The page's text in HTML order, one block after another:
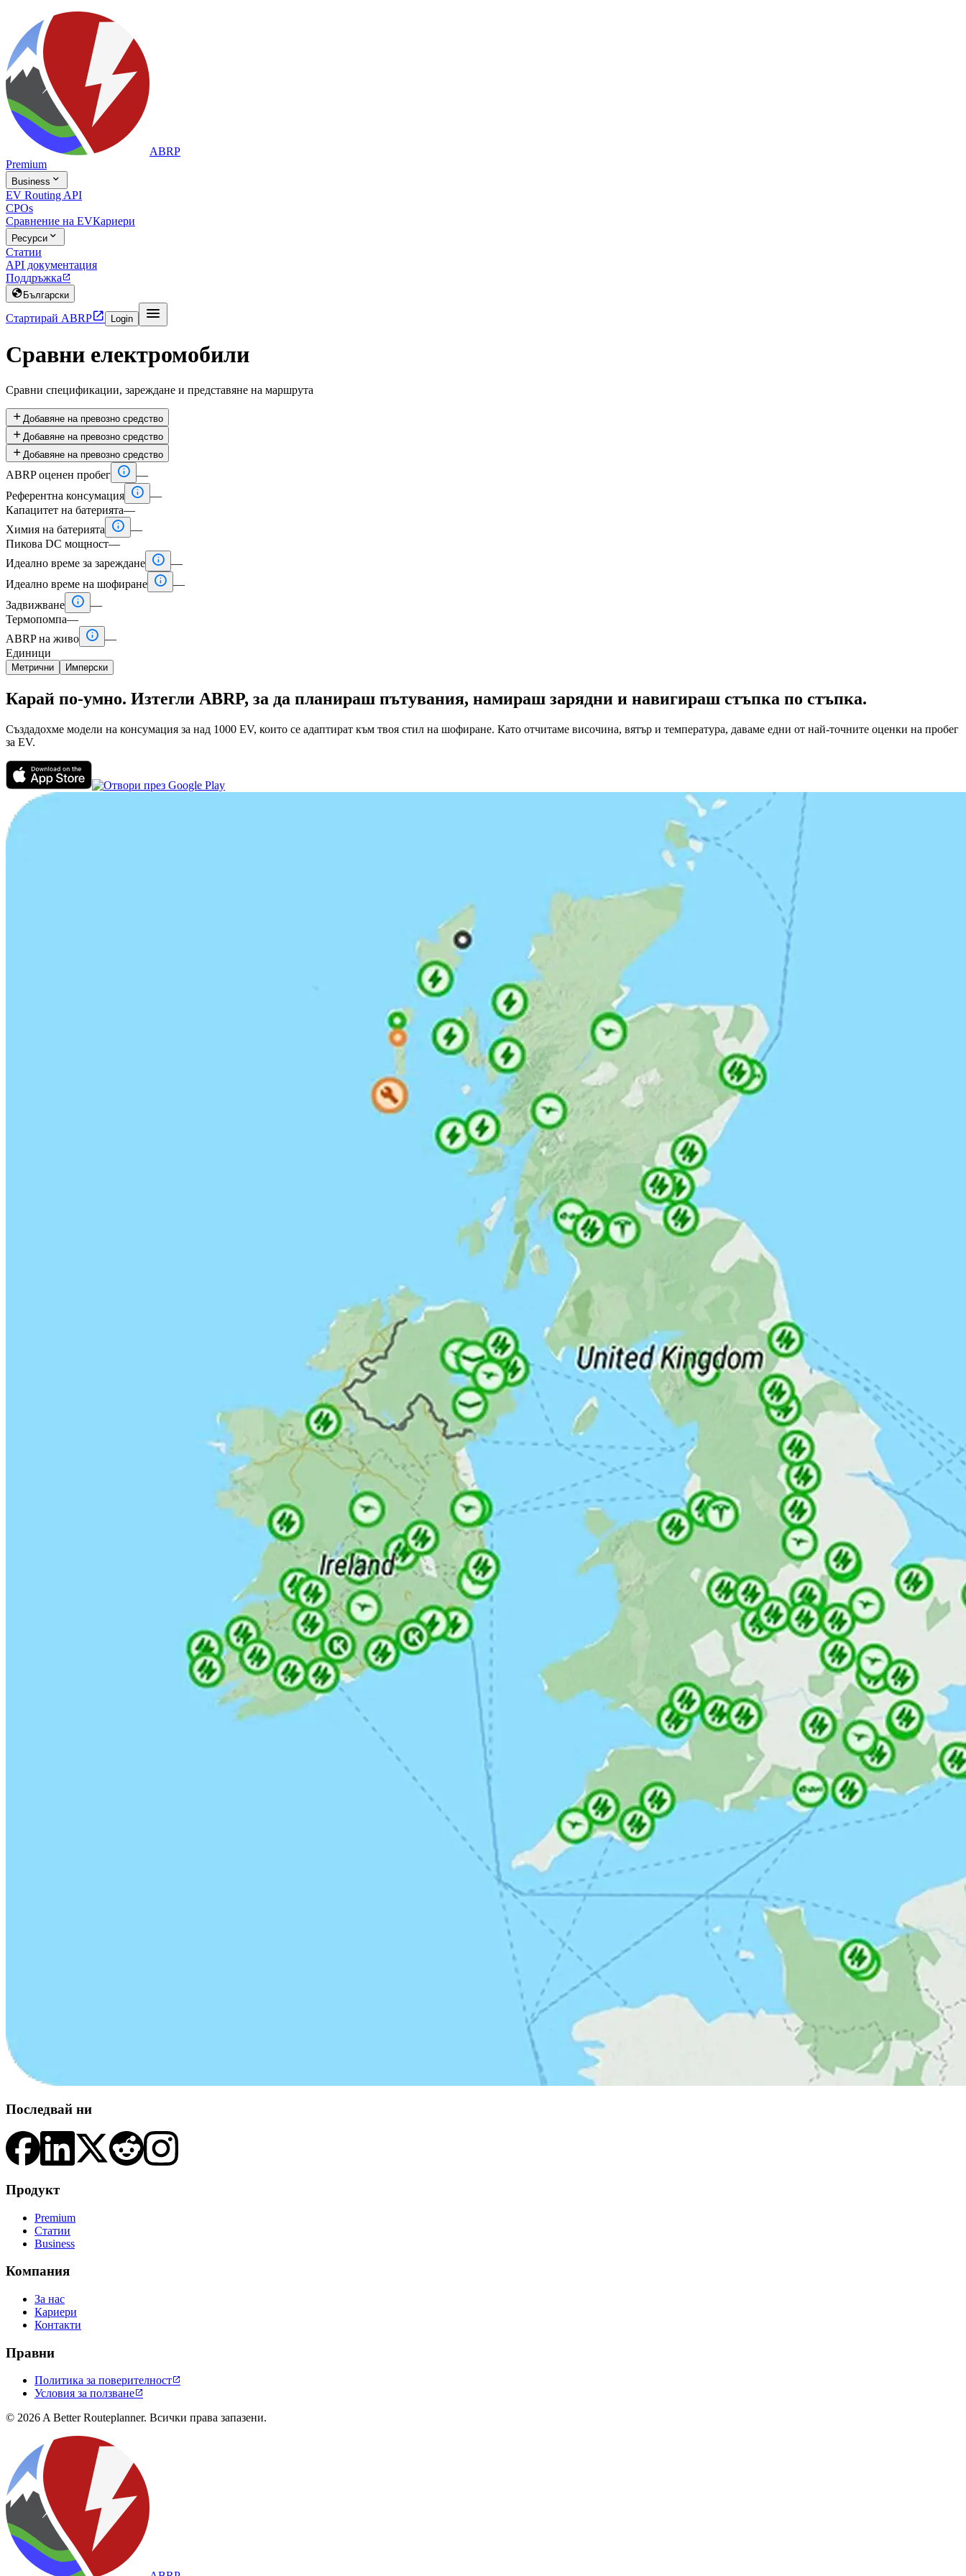
ABRP
Premium
Business 
EV Routing API
CPOs
Сравнение на EVКариери
Ресурси 
Статии
API документация
Поддръжка 
 Български
Стартирай ABRP Login 
Сравни електромобили
Сравни спецификации, зареждане и представяне на маршрута
 Добавяне на превозно средство
 Добавяне на превозно средство
 Добавяне на превозно средство
ABRP оценен пробег  —
Референтна консумация  —
Капацитет на батерията—
Химия на батерията
 —
Пикова DC мощност—
Идеално време за зареждане  —
Идеално време на шофиране  —
Задвижване  —
Термопомпа—
ABRP на живо  —
Единици
Метрични Имперски
Карай по-умно. Изтегли ABRP, за да планираш пътувания, намираш зарядни и навигираш стъпка по стъпка.
Създадохме модели на консумация за над 1000 EV, които се адаптират към твоя стил на шофиране. Като отчитаме височина, вятър и температура, даваме едни от най-точните оценки на пробег
за EV.
Последвай ни
Продукт
Premium
Статии
Business
Компания
За нас
Кариери
Контакти
Правни
Политика за поверителност
Условия за ползване
© 2026 A Better Routeplanner. Всички права запазени.